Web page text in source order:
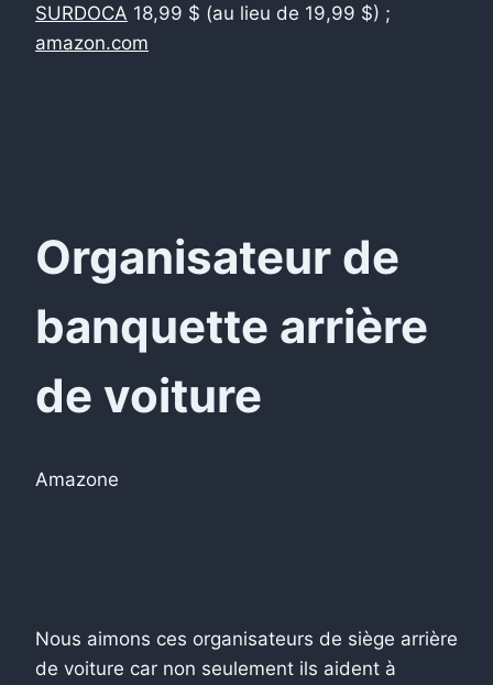
SURDOCA 18,99 $ (au lieu de 19,99 $) ;
amazon.com
Organisateur de
banquette arrière
de voiture
Amazone
Nous aimons ces organisateurs de siège arrière
de voiture car non seulement ils aident à